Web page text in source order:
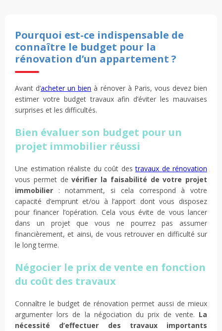
Pourquoi est-ce indispensable de
connaître le budget pour la
rénovation d’un appartement ?
Avant d’acheter un bien à rénover à Paris, vous devez bien
estimer votre budget travaux afin d’éviter les mauvaises
surprises et les difficultés.
Bien évaluer son budget pour un
projet immobilier réussi
Une estimation réaliste du coût destravaux de rénovation
vous permet devérifier la faisabilité de votre projet
immobilier : notamment, si cela correspond à votre
capacité d’emprunt et/ou à l’apport dont vous disposez
pour financer l’opération. Cela vous évite de vous lancer
dans un projet que vous ne pourrez pas assumer
financièrement, et ainsi, de vous retrouver en difficulté sur
le long terme.
Négocier le prix de vente en fonction
du coût des travaux
Connaître le budget de rénovation permet aussi de mieux
argumenter lors de la négociation du prix de vente. La
nécessité d’effectuer des travaux importants